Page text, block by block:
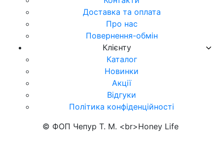
Доставка та оплата
Про нас
Повернення-обмін
Клієнту
Каталог
Новинки
Акції
Відгуки
Політика конфіденційності
© ФОП Чепур Т. М. <br>Honey Life